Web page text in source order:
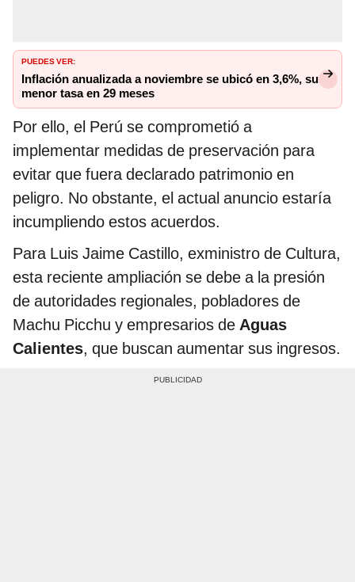
PUEDES VER:
Inflación anualizada a noviembre se ubicó en 3,6%, su
menor tasa en 29 meses
Por ello, el Perú se comprometió a
implementar medidas de preservación para
evitar que fuera declarado patrimonio en
peligro. No obstante, el actual anuncio estaría
incumpliendo estos acuerdos.
Para Luis Jaime Castillo, exministro de Cultura,
esta reciente ampliación se debe a la presión
de autoridades regionales, pobladores de
Machu Picchu y empresarios de Aguas
Calientes, que buscan aumentar sus ingresos.